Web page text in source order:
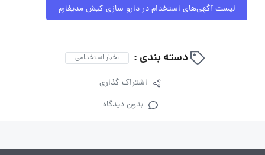
لیست آگهی‌های استخدام در دارو سازی کیش مدیفارم
دسته بندی : اخبار استخدامی
اشتراک گذاری
بدون دیدگاه